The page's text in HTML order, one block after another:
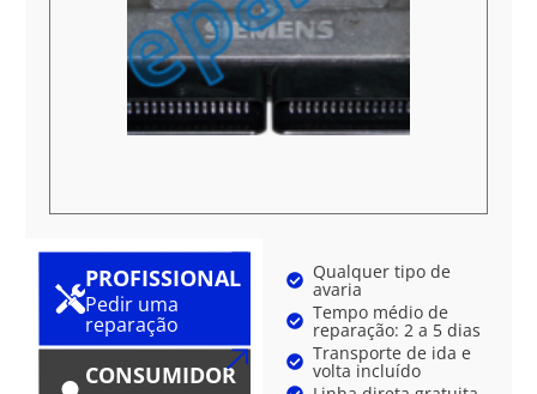
PROFISSIONAL
Pedir uma
reparação
CONSUMIDOR
Qualquer tipo de
avaria
Tempo médio de
reparação: 2 a 5 dias
Transporte de ida e
volta incluído